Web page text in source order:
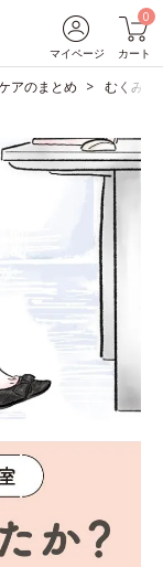
マイページ
0
カート
アのまとめ むくみを